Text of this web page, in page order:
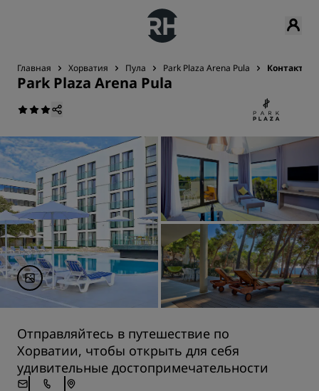
Главная Хорватия Пула Park Plaza Arena Pula
Park Plaza Arena Pula
Отправляйтесь в путешествие по
Хорватии, чтобы открыть для себя
удивительные достопримечательности